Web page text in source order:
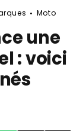
Moto
une
: voici